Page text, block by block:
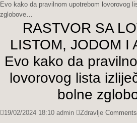
Evo kako da pravilnom upotrebom lovorovog
zglobove…
RASTVOR SA
LISTOM, JODOM I
Evo kako da
lovorovog lista
bolne
19/02/2024 18:10 admin Zdravlje